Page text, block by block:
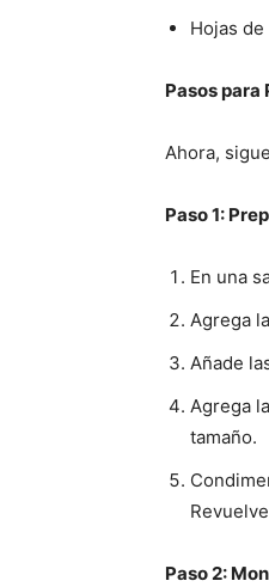
Hojas
Pasos para
Ahora,
Paso 1:
En una
Agrega
Añade
Agrega
tamaño.
Paso 2: